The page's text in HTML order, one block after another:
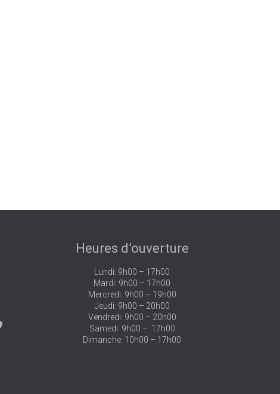
Heures d’ouverture
Lundi: 9h00 – 17h00
Mardi: 9h00 – 17h00
Mercredi: 9h00 – 19h00
Jeudi: 9h00 – 20h00
Vendredi: 9h00 – 20h00
Samedi: 9h00 – 17h00
Dimanche: 10h00 – 17h00